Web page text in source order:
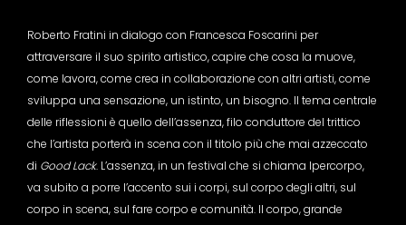
Roberto Fratini in dialogo con Francesca Foscarini per
attraversare il suo spirito artistico, capire che cosa la muove,
come lavora, come crea in collaborazione con altri artisti, come
sviluppa una sensazione, un istinto, un bisogno. Il tema centrale
delle riflessioni è quello dell’assenza, filo conduttore del trittico
che l’artista porterà in scena con il titolo più che mai azzeccato
di Good Lack. L’assenza, in un festival che si chiama Ipercorpo,
va subito a porre l’accento sui i corpi, sul corpo degli altri, sul
corpo in scena, sul fare corpo e comunità. Il corpo, grande